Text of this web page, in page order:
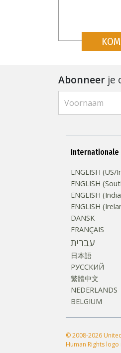
Abonneer je
Internationale
ENGLISH
ENGLISH
ENGLISH
ENGLISH
DANSK
FRANÇAIS
עברית
日本語
РУССКИЙ
繁體中文
NEDERLANDS
BELGIUM
© 2008-2026
Human Rights